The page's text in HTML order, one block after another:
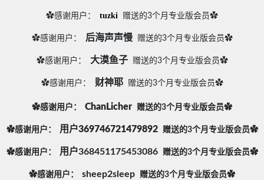
✿感谢用户： tuzki 赠送的3个月专业版会员✿
✿感谢用户： 后海声声慢 赠送的3个月专业版会员✿
✿感谢用户： 大漠鱼子 赠送的3个月专业版会员✿
✿感谢用户： 财神耶 赠送的3个月专业版会员✿
✿感谢用户： ChanLicher 赠送的3个月专业版会员✿
✿感谢用户： 用户369746721479892 赠送的3个月专业版会员✿
✿感谢用户： 用户368451175453086 赠送的3个月专业版会员✿
✿感谢用户： sheep2sleep 赠送的3个月专业版会员✿